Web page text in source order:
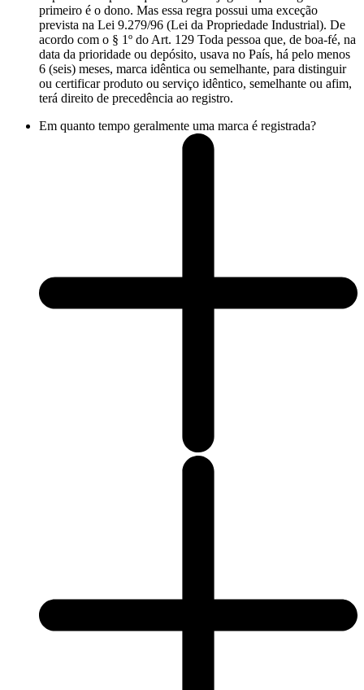
primeiro é o dono. Mas essa regra possui uma exceção
prevista na Lei 9.279/96 (Lei da Propriedade Industrial). De
acordo com o § 1º do Art. 129 Toda pessoa que, de boa-fé, na
data da prioridade ou depósito, usava no País, há pelo menos
6 (seis) meses, marca idêntica ou semelhante, para distinguir
ou certificar produto ou serviço idêntico, semelhante ou afim,
terá direito de precedência ao registro.
Em quanto tempo geralmente uma marca é registrada?